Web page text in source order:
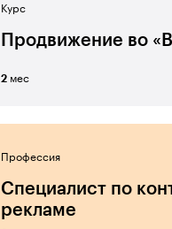
Курс
Продвижение во
2 мес
Профессия
Специалист по
рекламе